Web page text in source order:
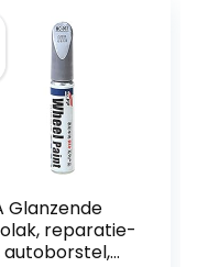
Glanzende
reparatie-
autoborstel,